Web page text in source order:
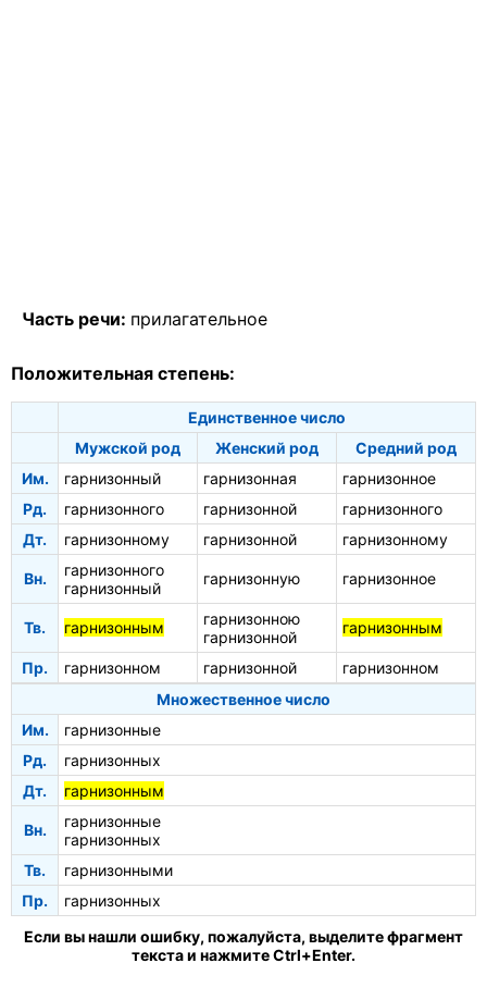
Часть речи: прилагательное
Положительная степень:
Единственное число
Мужской род
Женский род
Средний род
Им.
гарнизонный гарнизонная
гарнизонное
Рд.
гарнизонного гарнизонной
гарнизонного
Дт.
гарнизонному гарнизонной гарнизонному
Вн.
гарнизонного
гарнизонный
гарнизонную гарнизонное
Тв. гарнизонным
гарнизонною
гарнизонной
гарнизонным
Пр. гарнизонном гарнизонной
гарнизонном
Множественное число
Им.
гарнизонные
Рд.
гарнизонных
Дт.
гарнизонным
Вн.
гарнизонные
гарнизонных
Тв.
гарнизонными
Пр.
гарнизонных
Если вы нашли ошибку, пожалуйста, выделите фрагмент
текста и нажмите Ctrl+Enter.